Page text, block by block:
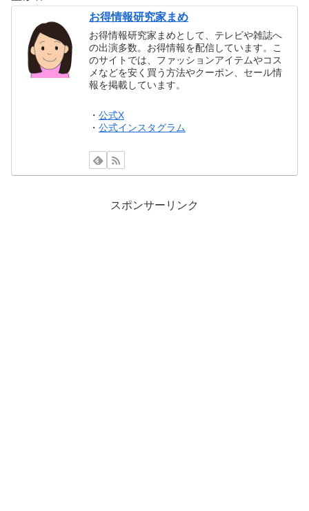
お得情報研究家まめ
お得情報研究家まめとして、テレビや雑誌へ
の出演多数。お得情報を配信しています。こ
のサイトでは、ファッションアイテムやコス
メなどを安く買う方法やクーポン、セール情
報を掲載しています。
・公式X
・公式インスタグラム
スポンサーリンク